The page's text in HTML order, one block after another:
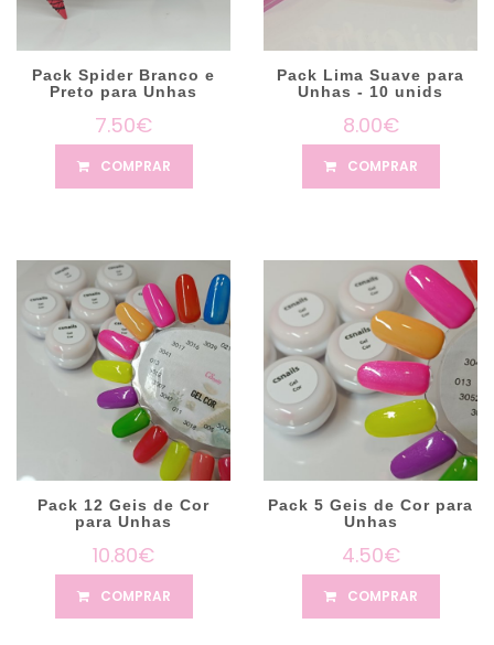
Pack Spider Branco e
Preto para Unhas
7.50€
COMPRAR
Pack Lima Suave para
Unhas - 10 unids
8.00€
COMPRAR
Pack 12 Geis de Cor
para Unhas
10.80€
COMPRAR
Pack 5 Geis de Cor para
Unhas
4.50€
COMPRAR